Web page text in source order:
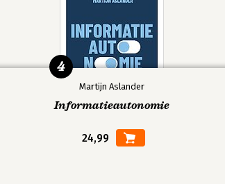
Martijn Aslander
Informatieautonomie
24,99
4